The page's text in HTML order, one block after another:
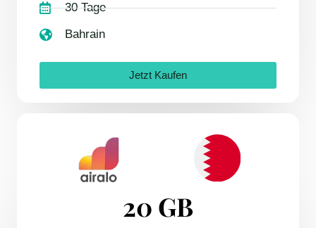
30 Tage
Bahrain
Jetzt Kaufen
20 GB